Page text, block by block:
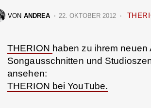
VON ANDREA 22. OKTOBER 2012
THERION haben zu ihrem
Songausschnitten und
ansehen:
THERION bei YouTube.